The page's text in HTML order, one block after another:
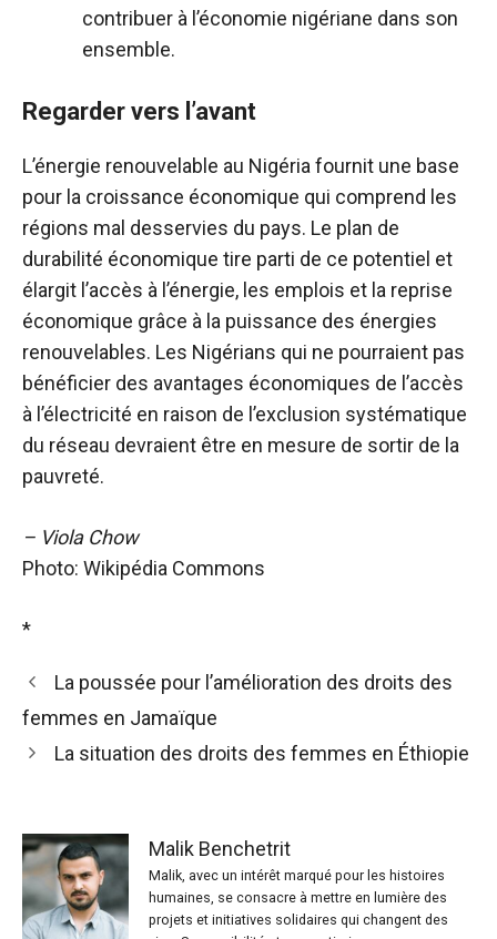
contribuer à l’économie nigériane dans son
ensemble.
Regarder vers l’avant
L’énergie renouvelable au Nigéria fournit une base
pour la croissance économique qui comprend les
régions mal desservies du pays. Le plan de
durabilité économique tire parti de ce potentiel et
élargit l’accès à l’énergie, les emplois et la reprise
économique grâce à la puissance des énergies
renouvelables. Les Nigérians qui ne pourraient pas
bénéficier des avantages économiques de l’accès
à l’électricité en raison de l’exclusion systématique
du réseau devraient être en mesure de sortir de la
pauvreté.
– Viola Chow
Photo: Wikipédia Commons
*
La poussée pour l’amélioration des droits des
femmes en Jamaïque
La situation des droits des femmes en Éthiopie
Malik Benchetrit
Malik, avec un intérêt marqué pour les histoires
humaines, se consacre à mettre en lumière des
projets et initiatives solidaires qui changent des